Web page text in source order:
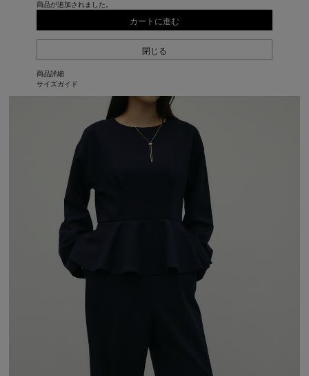
商品が追加されました。
カートに進む
閉じる
商品詳細
サイズガイド